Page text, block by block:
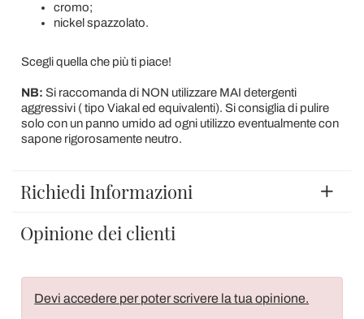
cromo;
nickel spazzolato.
Scegli quella che più ti piace!
NB: Si raccomanda di NON utilizzare MAI detergenti
aggressivi ( tipo Viakal ed equivalenti). Si consiglia di pulire
solo con un panno umido ad ogni utilizzo eventualmente con
sapone rigorosamente neutro.
Richiedi Informazioni
Opinione dei clienti
Devi accedere per poter scrivere la tua opinione.